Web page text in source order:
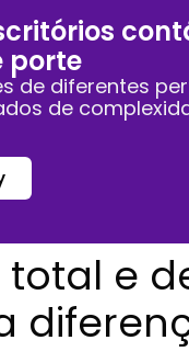
porte
de diferentes
de
e